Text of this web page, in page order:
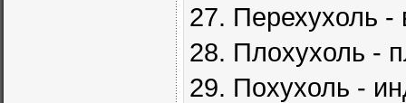
27. Перехухоль -
28. Плохухоль -
29. Похухоль -